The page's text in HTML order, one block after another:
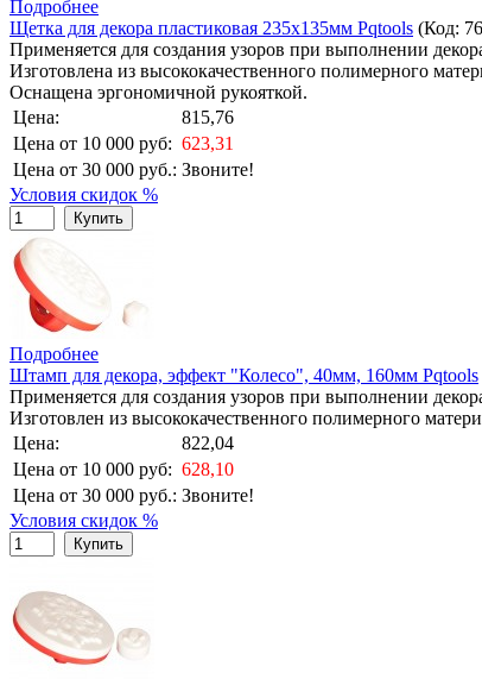
Подробнее
Щетка для декора пластиковая 235х135мм Pqtools (Код:
Применяется для создания узоров при выполнении
Изготовлена из высококачественного полимерного
Оснащена эргономичной рукояткой.
Цена:
815,76
Цена от 10 000 руб: 623,31
Цена от 30 000 руб.: Звоните!
Условия скидок %
Купить
Подробнее
Штамп для декора, эффект "Колесо", 40мм, 160мм Pqtools
Применяется для создания узоров при выполнении
Изготовлен из высококачественного полимерного
Цена:
822,04
Цена от 10 000 руб: 628,10
Цена от 30 000 руб.: Звоните!
Условия скидок %
Купить